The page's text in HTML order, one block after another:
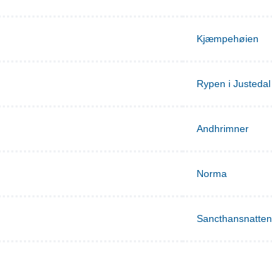
Kjæmpehøien
Rypen i Justedal
Andhrimner
Norma
Sancthansnatten